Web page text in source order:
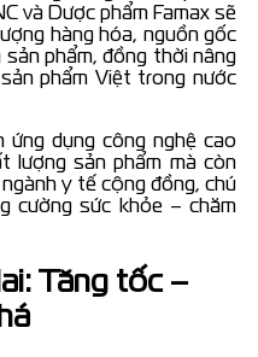
và Dược phẩm Famax sẽ
hàng hóa, nguồn gốc
phẩm, đồng thời nâng
phẩm Việt trong nước
ứng dụng công nghệ cao
lượng sản phẩm mà còn
y tế cộng đồng, chú
cường sức khỏe – chăm
Tăng tốc –